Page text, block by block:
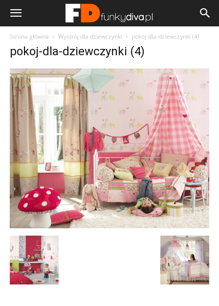
Strona główna Wystrój dla dziewczynki pokoj-dla-dziewczynki (4)
pokoj-dla-dziewczynki (4)